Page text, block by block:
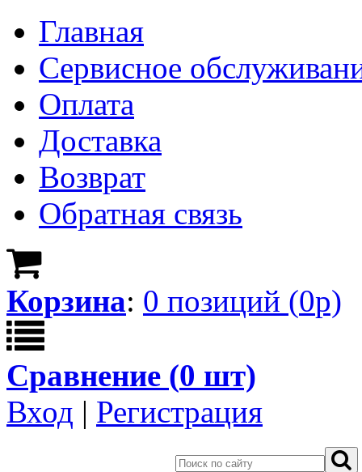
Главная
Сервисное
Оплата
Доставка
Возврат
Обратная связь
Корзина: 0 позиций (0р)
Сравнение (0 шт)
Вход | Регистрация